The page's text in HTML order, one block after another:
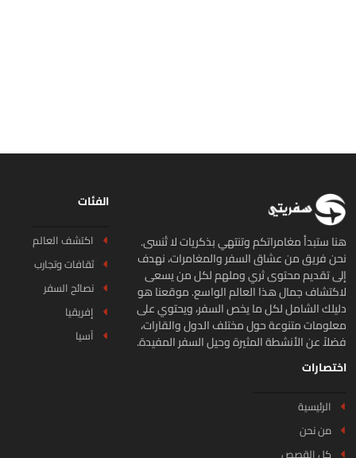
ستبدأ مغامراتكم وتنتهي بذكريات لا تُنسى.
فريق من عشاق السفر والمغامرات، نهدف
تقديم محتوى ثري وملهم لكل من يسعى
جمال هذا العالم الواسع. موقعنا هو
الشامل لكل ما يخص السفر، ويحتوي على
متنوعة حول مختلف الدول والقارات،
عن الأنشطة المثيرة وحيل السفر المفيدة.
الفئات
اكتشف العالم
ثقافات وتجارب
نصائح السفر
إفريقيا
آسيا
الرئيسية
من نحن
كل القصص